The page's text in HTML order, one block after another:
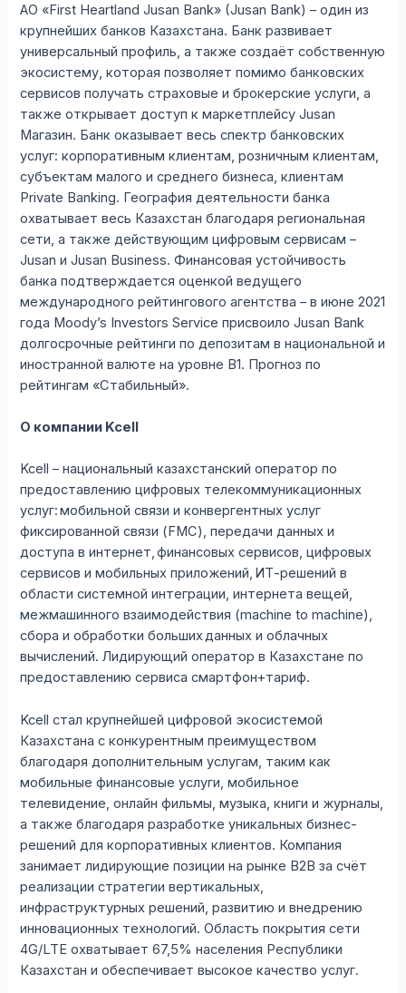
АО «First Heartland Jusan Bank» (Jusan Bank) – один из
крупнейших банков Казахстана. Банк развивает
универсальный профиль, а также создаёт собственную
экосистему, которая позволяет помимо банковских
сервисов получать страховые и брокерские услуги, а
также открывает доступ к маркетплейсу Jusan
Магазин. Банк оказывает весь спектр банковских
услуг: корпоративным клиентам, розничным клиентам,
субъектам малого и среднего бизнеса, клиентам
Private Banking. География деятельности банка
охватывает весь Казахстан благодаря региональная
сети, а также действующим цифровым сервисам –
Jusan и Jusan Business. Финансовая устойчивость
банка подтверждается оценкой ведущего
международного рейтингового агентства – в июне 2021
года Moody’s Investors Service присвоило Jusan Bank
долгосрочные рейтинги по депозитам в национальной и
иностранной валюте на уровне B1. Прогноз по
рейтингам «Стабильный».
О компании Kcell
Kcell – национальный казахстанский оператор по
предоставлению цифровых телекоммуникационных
услуг: мобильной связи и конвергентных услуг
фиксированной связи (FMC), передачи данных и
доступа в интернет, финансовых сервисов, цифровых
сервисов и мобильных приложений, ИТ-решений в
области системной интеграции, интернета вещей,
межмашинного взаимодействия (machine to machine),
сбора и обработки больших данных и облачных
вычислений. Лидирующий оператор в Казахстане по
предоставлению сервиса смартфон+тариф.
Kcell стал крупнейшей цифровой экосистемой
Казахстана с конкурентным преимуществом
благодаря дополнительным услугам, таким как
мобильные финансовые услуги, мобильное
телевидение, онлайн фильмы, музыка, книги и журналы,
а также благодаря разработке уникальных бизнес-
решений для корпоративных клиентов. Компания
занимает лидирующие позиции на рынке В2В за счёт
реализации стратегии вертикальных,
инфраструктурных решений, развитию и внедрению
инновационных технологий. Область покрытия сети
4G/LTE охватывает 67,5% населения Республики
Казахстан и обеспечивает высокое качество услуг.